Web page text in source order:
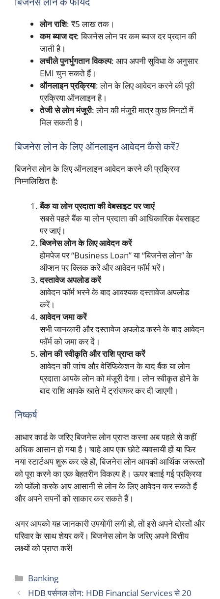
लोन राशि: ₹5 लाख तक।
कम ब्याज दर: बिजनेस लोन पर कम ब्याज दर प्रदान की
जाती है।
लचीले पुनर्भुगतान विकल्प: आप अपनी सुविधा के अनुसार
EMI चुन सकते हैं।
ऑनलाइन प्रक्रिया: लोन के लिए आवेदन करने की पूरी
प्रक्रिया ऑनलाइन है।
तेजी से लोन मंजूरी: लोन की मंजूरी मात्र कुछ मिनटों में
मिल सकती है।
बिजनेस लोन के लिए ऑनलाइन आवेदन कैसे करें?
बिजनेस लोन के लिए ऑनलाइन आवेदन करने की प्रक्रिया
निम्नलिखित है:
बैंक या लोन प्रदाता की वेबसाइट पर जाएं
सबसे पहले बैंक या लोन प्रदाता की आधिकारिक वेबसाइट
पर जाएं।
बिजनेस लोन के लिए आवेदन करें
होमपेज पर “Business Loan” या “बिजनेस लोन” के
ऑप्शन पर क्लिक करें और आवेदन फॉर्म भरें।
दस्तावेज अपलोड करें
आवेदन फॉर्म भरने के बाद आवश्यक दस्तावेज अपलोड
करें।
आवेदन जमा करें
सभी जानकारी और दस्तावेज अपलोड करने के बाद आवेदन
फॉर्म को जमा कर दें।
लोन की स्वीकृति और राशि प्राप्त करें
आवेदन की जांच और वेरिफिकेशन के बाद बैंक या लोन
प्रदाता आपके लोन को मंजूरी देगा। लोन स्वीकृत होने के
बाद राशि आपके खाते में ट्रांसफर कर दी जाएगी।
निष्कर्ष
आधार कार्ड के जरिए बिजनेस लोन प्राप्त करना अब पहले से कहीं
अधिक आसान हो गया है। चाहे आप एक छोटे व्यवसायी हों या फिर
नया स्टार्टअप शुरू कर रहे हों, बिजनेस लोन आपकी आर्थिक जरूरतों
को पूरा करने का एक बेहतरीन विकल्प है। ऊपर बताई गई प्रक्रिया
को फॉलो करके आप आसानी से लोन के लिए आवेदन कर सकते हैं
और अपने सपनों को साकार कर सकते हैं।
अगर आपको यह जानकारी उपयोगी लगी हो, तो इसे अपने दोस्तों और
परिवार के साथ शेयर करें। बिजनेस लोन के जरिए अपने वित्तीय
लक्ष्यों को प्राप्त करें!
Categories
Banking
HDB पर्सनल लोन: HDB Financial Services से 20